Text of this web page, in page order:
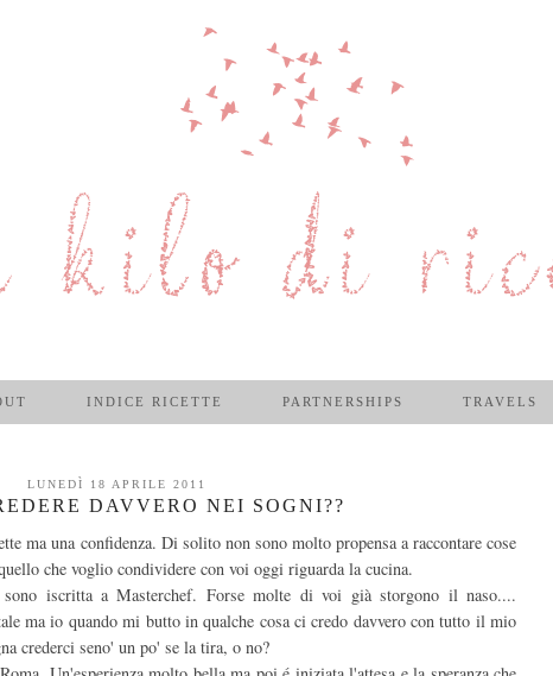
INDICE RICETTE PARTNERSHIPS TRAVELS
LUNEDÌ 18 APRILE 2011
DAVVERO NEI SOGNI??
ma una confidenza. Di solito non sono molto propensa a raccontare cose
che voglio condividere con voi oggi riguarda la cucina.
iscritta a Masterchef. Forse molte di voi già storgono il naso....
ma io quando mi butto in qualche cosa ci credo davvero con tutto il mio
crederci seno' un po' se la tira, o no?